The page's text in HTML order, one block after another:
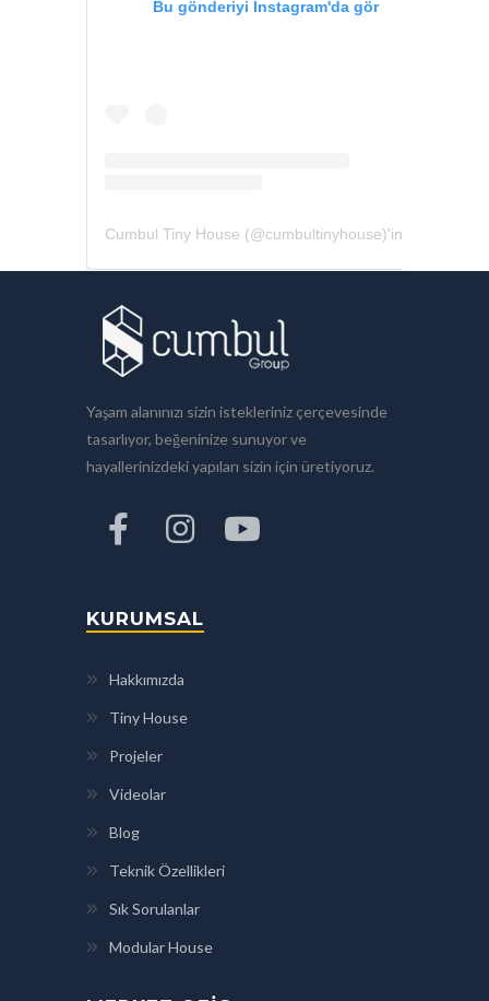
Bu gönderiyi Instagram'da gör
Yaşam alanınızı sizin istekleriniz çerçevesinde
tasarlıyor, beğeninize sunuyor ve
hayallerinizdeki yapıları sizin için üretiyoruz.
KURUMSAL
Hakkımızda
Tiny House
Projeler
Videolar
Blog
Teknik Özellikleri
Sık Sorulanlar
Modular House